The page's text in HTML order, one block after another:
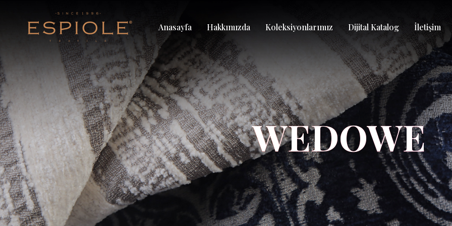
Anasayfa Hakkımızda Koleksiyonlarımız Dijital Katalog İletişim
WEDOWE